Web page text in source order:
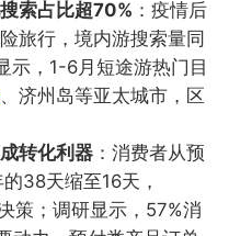
索占比超70% ：疫情后
旅行，境内游搜索量同
示，1-6月短途游热门目
、济州岛等亚太城市，区
转化利器：消费者从预
38天缩至16天，
策；调研显示，57%消